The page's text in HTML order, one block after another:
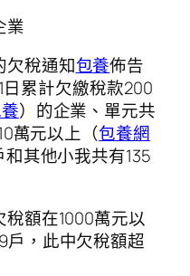
業
欠稅通知包養佈告
日累計欠繳稅款200
）的企業、單元共
萬元以上（包養網
其他小我共有135
額在1000萬元以
戶，此中欠稅額超